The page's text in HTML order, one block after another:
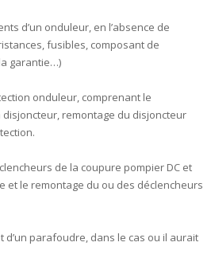
d’un onduleur, en l’absence de
fusibles, composant de
garantie…)
onduleur, comprenant le
disjoncteur, remontage du disjoncteur
de la coupure pompier DC et
et le remontage du ou des déclencheurs
d’un parafoudre, dans le cas ou il aurait